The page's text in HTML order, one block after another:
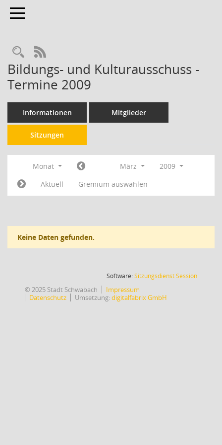
Toggle navigation
RSS-Feed
Bildungs- und Kulturausschuss -
Termine 2009
Informationen Mitglieder
Sitzungen
Monat März
2009
Aktuell
Gremium auswählen
Keine Daten gefunden.
Software:SitzungsdienstSession(Wird in
© 2025 Stadt Schwabach
Impressum
Datenschutz
Umsetzung:digitalfabrix GmbH